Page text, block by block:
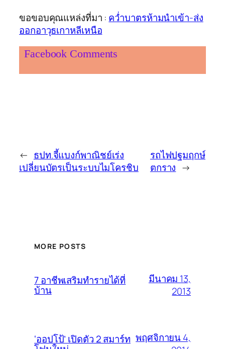
ขอขอบคุณแหล่งที่มา : คว่ำบาตรห้ามนำเข้า-ส่ง
ออกอาวุธเกาหลีเหนือ
Facebook Comments
← ธปท.จี้แบงก์พาณิชย์เร่ง
เปลี่ยนบัตรเป็นระบบไมโครชิบ
รถไฟปฐมฤกษ์
ตกราง →
MORE POSTS
7 อาชีพเสริมทำรายได้ที่
บ้าน
มีนาคม 13,
2013
‘ออปโป้’ เปิดตัว 2 สมาร์ท พฤศจิกายน 4,